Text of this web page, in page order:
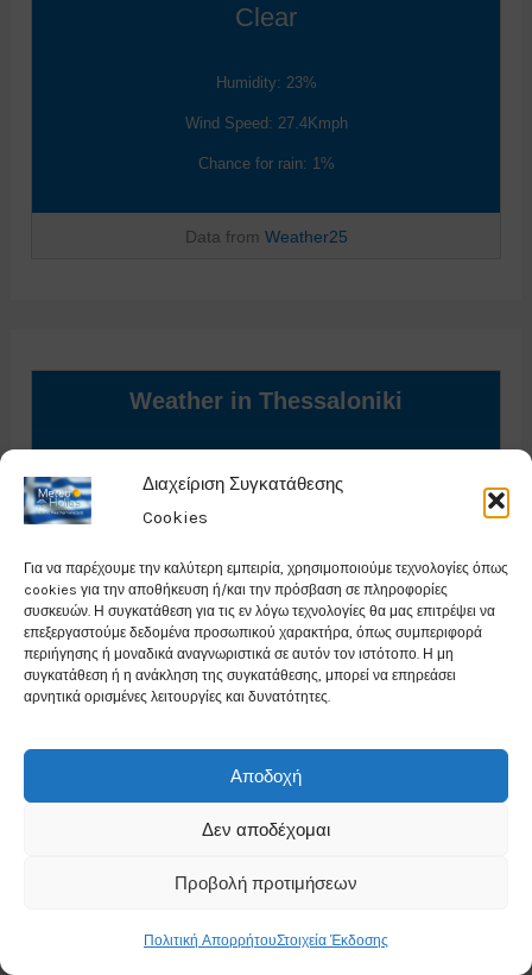
Διαχείριση Συγκατάθεσης
Cookies
Για να παρέχουμε την καλύτερη εμπειρία, χρησιμοποιούμε τεχνολογίες όπως
cookies για την αποθήκευση ή/και την πρόσβαση σε πληροφορίες
συσκευών. Η συγκατάθεση για τις εν λόγω τεχνολογίες θα μας επιτρέψει να
επεξεργαστούμε δεδομένα προσωπικού χαρακτήρα, όπως συμπεριφορά
περιήγησης ή μοναδικά αναγνωριστικά σε αυτόν τον ιστότοπο. Η μη
συγκατάθεση ή η ανάκληση της συγκατάθεσης, μπορεί να επηρεάσει
αρνητικά ορισμένες λειτουργίες και δυνατότητες.
Αποδοχή
Δεν αποδέχομαι
Προβολή προτιμήσεων
Πολιτική ΑπορρήτουΣτοιχεία Έκδοσης
Clear
Humidity: 23%
Wind Speed: 27.4Kmph
Chance for rain: 1%
Data from Weather25
Weather in Thessaloniki
Data from Weather25
Weather in Chania
25°
Clear